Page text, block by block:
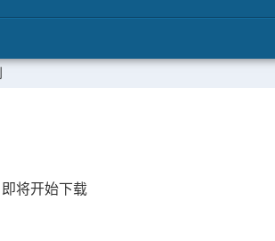
即将开始下载